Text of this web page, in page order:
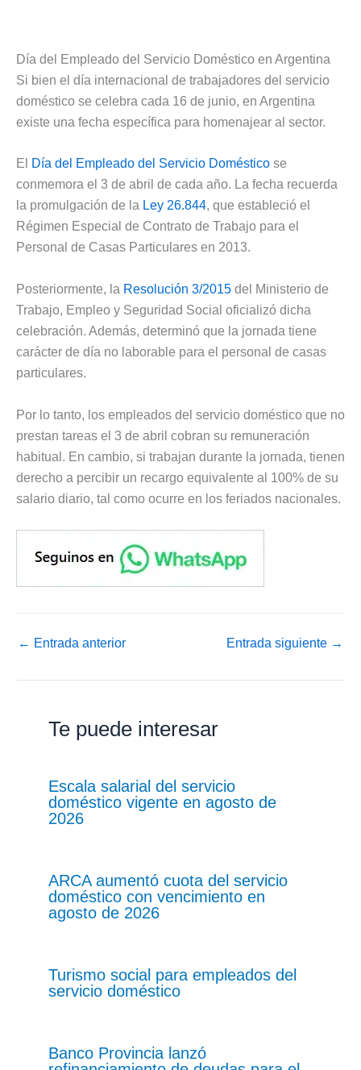
Día del Empleado del Servicio Doméstico en Argentina
Si bien el día internacional de trabajadores del servicio
doméstico se celebra cada 16 de junio, en Argentina
existe una fecha específica para homenajear al sector.
El Día del Empleado del Servicio Doméstico se
conmemora el 3 de abril de cada año. La fecha recuerda
la promulgación de la Ley 26.844, que estableció el
Régimen Especial de Contrato de Trabajo para el
Personal de Casas Particulares en 2013.
Posteriormente, la Resolución 3/2015 del Ministerio de
Trabajo, Empleo y Seguridad Social oficializó dicha
celebración. Además, determinó que la jornada tiene
carácter de día no laborable para el personal de casas
particulares.
Por lo tanto, los empleados del servicio doméstico que no
prestan tareas el 3 de abril cobran su remuneración
habitual. En cambio, si trabajan durante la jornada, tienen
derecho a percibir un recargo equivalente al 100% de su
salario diario, tal como ocurre en los feriados nacionales.
← Entrada anterior Entrada siguiente →
Te puede interesar
Escala salarial del servicio
doméstico vigente en agosto de
2026
ARCA aumentó cuota del servicio
doméstico con vencimiento en
agosto de 2026
Turismo social para empleados del
servicio doméstico
Banco Provincia lanzó